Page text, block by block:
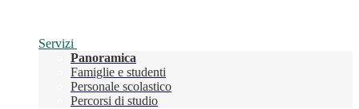
Servizi
Panoramica
Famiglie e studenti
Personale scolastico
Percorsi di studio